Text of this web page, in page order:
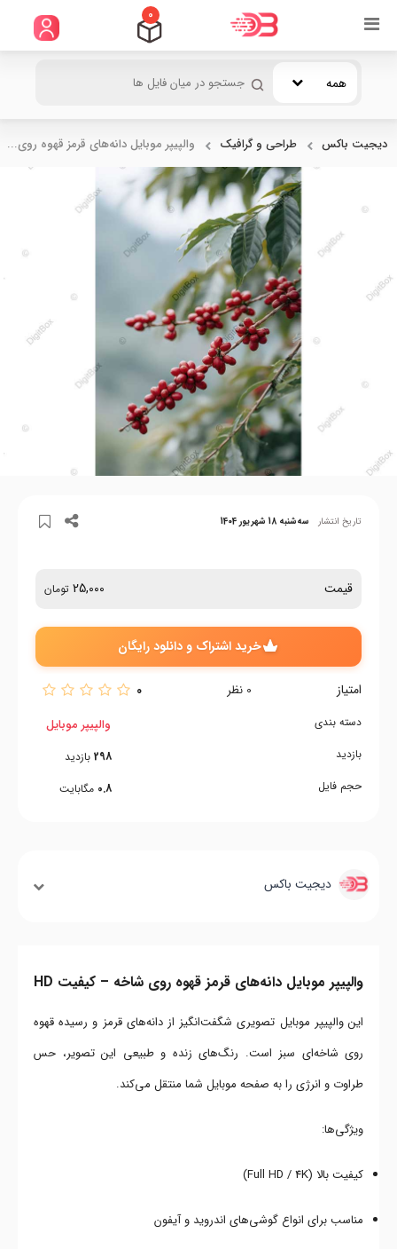
0
همه
دیجیت باکس طراحی و گرافیک والپیپر موبایل دانه‌های قرمز قهوه روی...
تاریخ انتشار سه‌شنبه 18 شهریور 1404
قیمت 25,000 تومان
خرید اشتراک و دانلود رایگان
امتیاز 0 نظر 0
دسته بندی
بازدید
حجم فایل
والپیپر موبایل
298 بازدید
0.8 مگابایت
دیجیت باکس
والپیپر موبایل دانه‌های قرمز قهوه روی شاخه – کیفیت HD
این والپیپر موبایل تصویری شگفت‌انگیز از دانه‌های قرمز و رسیده قهوه
روی شاخه‌ای سبز است. رنگ‌های زنده و طبیعی این تصویر، حس
طراوت و انرژی را به صفحه موبایل شما منتقل می‌کند.
ویژگی‌ها:
کیفیت بالا (Full HD / 4K)
مناسب برای انواع گوشی‌های اندروید و آیفون